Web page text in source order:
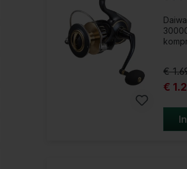
High-
€
€